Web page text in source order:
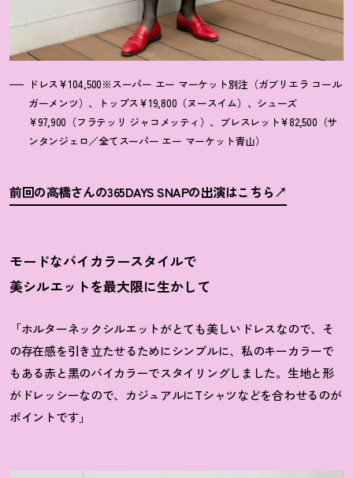
ドレス¥104,500※スーパー エー マーケット別注（ガブリエラ コール
ガーメンツ）、トップス¥19,800（ヌースイム）、シューズ
¥97,900（フラテッリ ジャコメッティ）、ブレスレット¥82,500（サ
ンタンジェロ／全てスーパー エー マーケット青山）
前回の高橋さんの365DAYS SNAPの出演はこちら
モードなバイカラースタイルで
美シルエットを最大限に生かして
「ホルターネックシルエットがとても美しいドレスなので、そ
の存在感を引き立たせるためにシンプルに、私のキーカラーで
もある赤と黒のバイカラーでスタイリングしました。生地と形
がドレッシーなので、カジュアルにTシャツなどを合わせるのが
ポイントです」